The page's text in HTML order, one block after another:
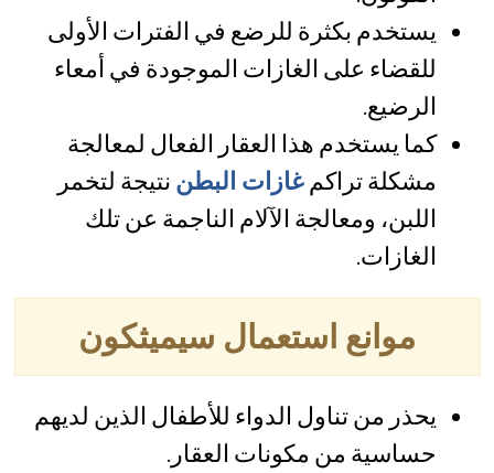
يستخدم بكثرة للرضع في الفترات الأولى
للقضاء على الغازات الموجودة في أمعاء
الرضيع.
كما يستخدم هذا العقار الفعال لمعالجة
مشكلة تراكمغازات البطننتيجة لتخمر
اللبن، ومعالجة الآلام الناجمة عن تلك
الغازات.
موانع استعمال سيميثكون
يحذر من تناول الدواء للأطفال الذين لديهم
حساسية من مكونات العقار.